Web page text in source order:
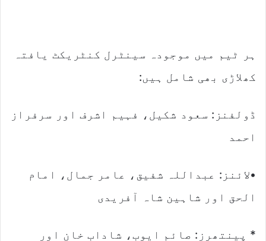
ہر ٹیم میں موجودہ سینٹرل کنٹریکٹ یافتہ
کھلاڑی بھی شامل ہیں:
ڈولفنز: سعود شکیل، فہیم اشرف اور سرفراز
احمد
•لائنز: عبداللہ شفیق، عامر جمال، امام
الحق اور شاہین شاہ آفریدی
* پینتھرز: صائم ایوب، شاداب خان اور